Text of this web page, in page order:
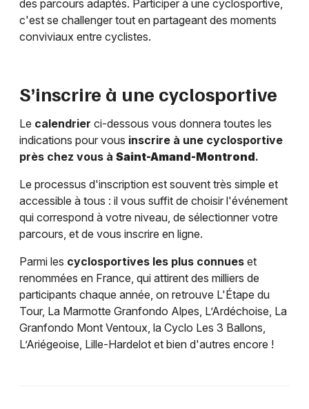
des parcours adaptés. Participer à une cyclosportive,
c'est se challenger tout en partageant des moments
conviviaux entre cyclistes.
S’inscrire à une cyclosportive
Le calendrier ci-dessous vous donnera toutes les
indications pour vous inscrire à une cyclosportive
près chez vous à Saint-Amand-Montrond.
Le processus d'inscription est souvent très simple et
accessible à tous : il vous suffit de choisir l'événement
qui correspond à votre niveau, de sélectionner votre
parcours, et de vous inscrire en ligne.
Parmi les cyclosportives les plus connues et
renommées en France, qui attirent des milliers de
participants chaque année, on retrouve L'Étape du
Tour, La Marmotte Granfondo Alpes, L’Ardéchoise, La
Granfondo Mont Ventoux, la Cyclo Les 3 Ballons,
L’Ariégeoise, Lille-Hardelot et bien d'autres encore !